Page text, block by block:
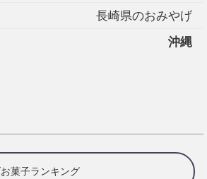
長崎県のおみやげ
沖縄
菓子ランキング